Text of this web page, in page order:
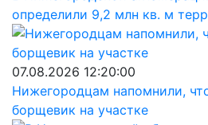
определили 9,2 млн кв. м
07.08.2026 12:20:00
Нижегородцам напомнили,
борщевик на участке